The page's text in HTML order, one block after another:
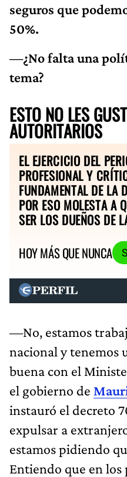
seguros que
50%.
—¿No falta una
tema?
ESTO NO LES
AUTORITARIOS
EL EJERCICIO DEL
PROFESIONAL Y
FUNDAMENTAL DE LA
POR ESO MOLESTA A
SER LOS DUEÑOS DE
HOY MÁS QUE NUNCA
—No, estamos
nacional y tenemos
buena con el
el gobierno de
instauró el decreto
expulsar a
estamos pidiendo
Entiendo que en los